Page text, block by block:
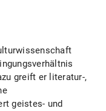
greift er literatur-,
geistes- und